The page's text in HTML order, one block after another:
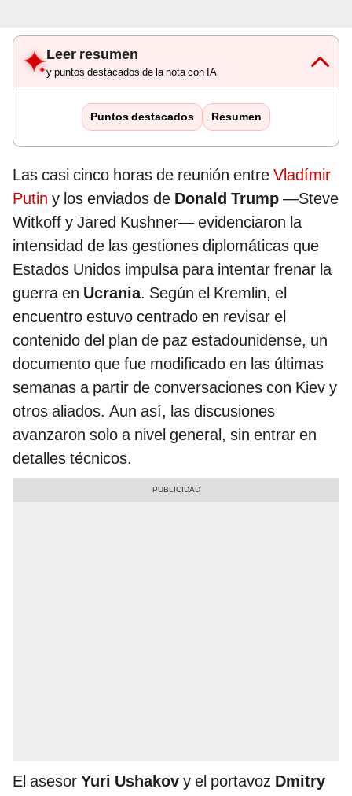
Leer resumen
y puntos destacados de la nota con IA
Puntos destacados Resumen
Las casi cinco horas de reunión entre Vladímir
Putin y los enviados de Donald Trump —Steve
Witkoff y Jared Kushner— evidenciaron la
intensidad de las gestiones diplomáticas que
Estados Unidos impulsa para intentar frenar la
guerra en Ucrania. Según el Kremlin, el
encuentro estuvo centrado en revisar el
contenido del plan de paz estadounidense, un
documento que fue modificado en las últimas
semanas a partir de conversaciones con Kiev y
otros aliados. Aun así, las discusiones
avanzaron solo a nivel general, sin entrar en
detalles técnicos.
El asesor Yuri Ushakov y el portavoz Dmitry